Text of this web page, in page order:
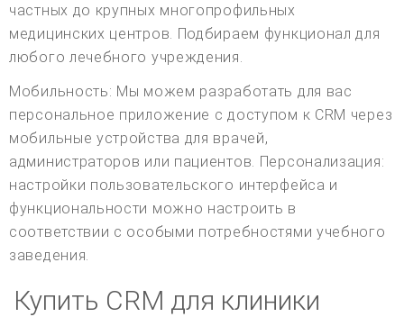
частных до крупных многопрофильных
медицинских центров. Подбираем функционал для
любого лечебного учреждения.
Мобильность: Мы можем разработать для вас
персональное приложение с доступом к CRM через
мобильные устройства для врачей,
администраторов или пациентов. Персонализация:
настройки пользовательского интерфейса и
функциональности можно настроить в
соответствии с особыми потребностями учебного
заведения.
Купить CRM для клиники